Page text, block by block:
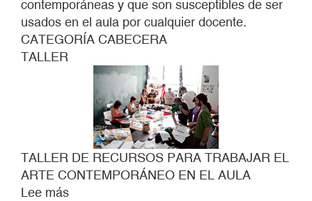
contemporáneas y que son susceptibles de ser
usados en el aula por cualquier docente.
CATEGORÍA CABECERA
TALLER
TALLER DE RECURSOS PARA TRABAJAR EL
ARTE CONTEMPORÁNEO EN EL AULA
Lee más